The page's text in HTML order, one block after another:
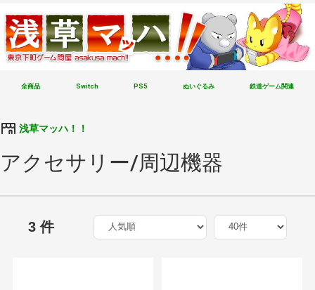
全商品 Switch PS5 ぬいぐるみ 鉄道ゲーム関連
浅草マッハ！！
アクセサリー/周辺機器
3 件